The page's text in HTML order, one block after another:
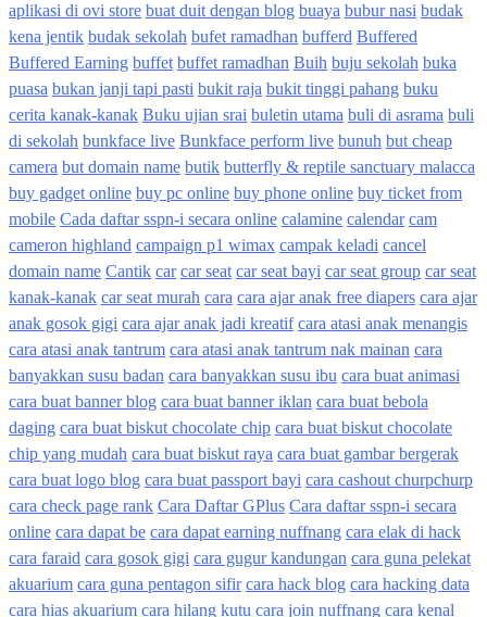
aplikasi di ovi store buat duit dengan blog buaya bubur nasi budak
kena jentik budak sekolah bufet ramadhan bufferd Buffered
Buffered Earning buffet buffet ramadhan Buih buju sekolah buka
puasa bukan janji tapi pasti bukit raja bukit tinggi pahang buku
cerita kanak-kanak Buku ujian srai buletin utama buli di asrama buli
di sekolah bunkface live Bunkface perform live bunuh but cheap
camera but domain name butik butterfly & reptile sanctuary malacca
buy gadget online buy pc online buy phone online buy ticket from
mobile Cada daftar sspn-i secara online calamine calendar cam
cameron highland campaign p1 wimax campak keladi cancel
domain name Cantik car car seat car seat bayi car seat group car seat
kanak-kanak car seat murah cara cara ajar anak free diapers cara ajar
anak gosok gigi cara ajar anak jadi kreatif cara atasi anak menangis
cara atasi anak tantrum cara atasi anak tantrum nak mainan cara
banyakkan susu badan cara banyakkan susu ibu cara buat animasi
cara buat banner blog cara buat banner iklan cara buat bebola
daging cara buat biskut chocolate chip cara buat biskut chocolate
chip yang mudah cara buat biskut raya cara buat gambar bergerak
cara buat logo blog cara buat passport bayi cara cashout churpchurp
cara check page rank Cara Daftar GPlus Cara daftar sspn-i secara
online cara dapat be cara dapat earning nuffnang cara elak di hack
cara faraid cara gosok gigi cara gugur kandungan cara guna pelekat
akuarium cara guna pentagon sifir cara hack blog cara hacking data
cara hias akuarium cara hilang kutu cara join nuffnang cara kenal